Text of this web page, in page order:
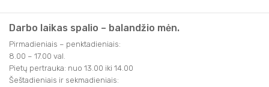
Darbo laikas spalio – balandžio mėn.
Pirmadieniais – penktadieniais:
8.00 – 17.00 val.
Pietų pertrauka: nuo 13.00 iki 14.00
Šeštadieniais ir sekmadieniais: